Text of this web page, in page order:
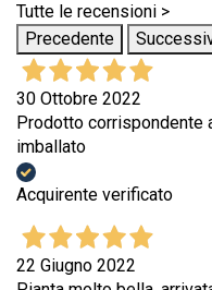
Tutte le recensioni >
Precedente
30 Ottobre 2022
Prodotto corrispondente
imballato
Acquirente verificato
22 Giugno 2022